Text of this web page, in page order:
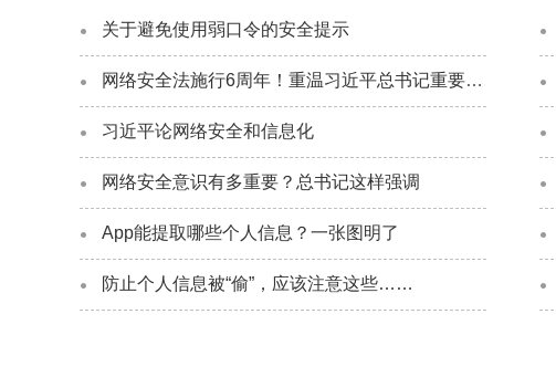
关于避免使用弱口令的安全提示
网络安全法施行6周年！重温习近平总书记重要论述
习近平论网络安全和信息化
网络安全意识有多重要？总书记这样强调
App能提取哪些个人信息？一张图明了
防止个人信息被“偷”，应该注意这些……